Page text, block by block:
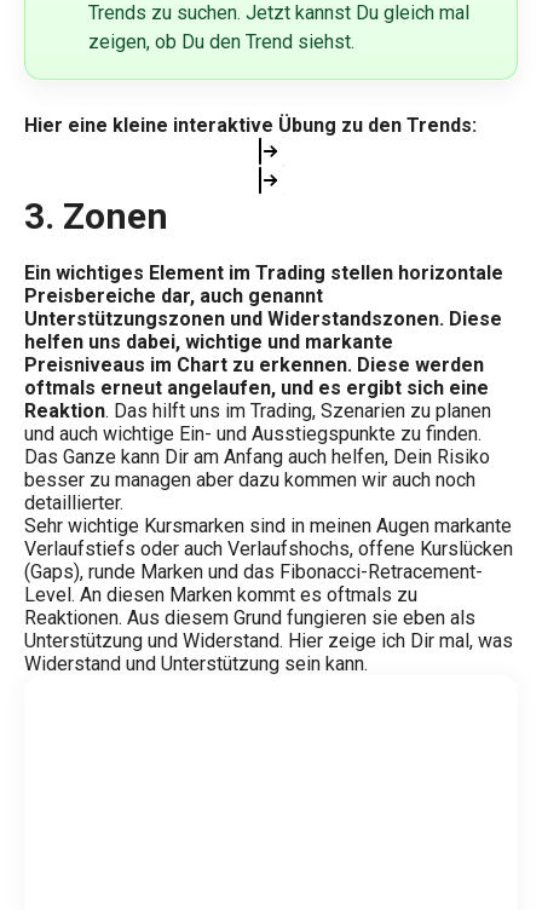
Trends zu suchen. Jetzt kannst Du gleich mal
zeigen, ob Du den Trend siehst.
Hier eine kleine interaktive Übung zu den Trends:
3. Zonen
Ein wichtiges Element im Trading stellen horizontale
Preisbereiche dar, auch genannt
Unterstützungszonen und Widerstandszonen. Diese
helfen uns dabei, wichtige und markante
Preisniveaus im Chart zu erkennen. Diese werden
oftmals erneut angelaufen, und es ergibt sich eine
Reaktion. Das hilft uns im Trading, Szenarien zu planen
und auch wichtige Ein- und Ausstiegspunkte zu finden.
Das Ganze kann Dir am Anfang auch helfen, Dein Risiko
besser zu managen aber dazu kommen wir auch noch
detaillierter.
Sehr wichtige Kursmarken sind in meinen Augen markante
Verlaufstiefs oder auch Verlaufshochs, offene Kurslücken
(Gaps), runde Marken und das Fibonacci-Retracement-
Level. An diesen Marken kommt es oftmals zu
Reaktionen. Aus diesem Grund fungieren sie eben als
Unterstützung und Widerstand. Hier zeige ich Dir mal, was
Widerstand und Unterstützung sein kann.